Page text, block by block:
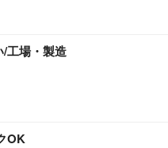
/工場・製造
OK